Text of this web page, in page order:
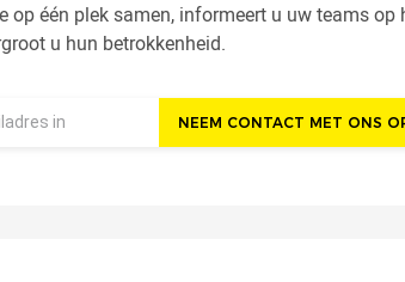
op één plek samen, informeert u uw teams op
u hun betrokkenheid.
NEEM CONTACT MET ONS